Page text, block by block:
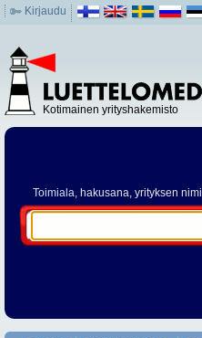
Kirjaudu
Kotimainen yrityshakemisto
Toimiala, hakusana, yrityksen nimi